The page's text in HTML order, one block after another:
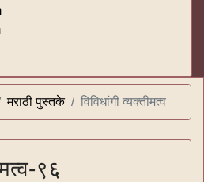
मराठी पुस्तके विविधांगी व्यक्तीमत्व
९६